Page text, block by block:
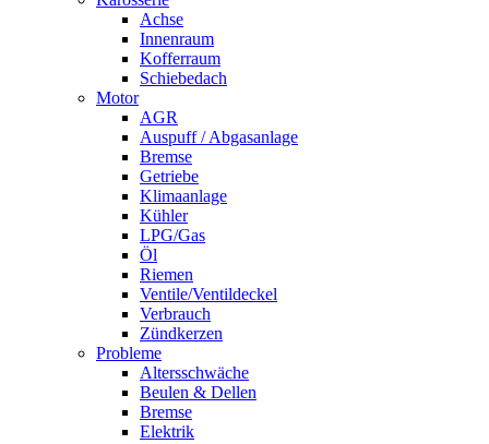
Achse
Innenraum
Kofferraum
Schiebedach
Motor
AGR
Auspuff / Abgasanlage
Bremse
Getriebe
Klimaanlage
Kühler
LPG/Gas
Öl
Riemen
Ventile/Ventildeckel
Verbrauch
Zündkerzen
Probleme
Altersschwäche
Beulen & Dellen
Bremse
Elektrik